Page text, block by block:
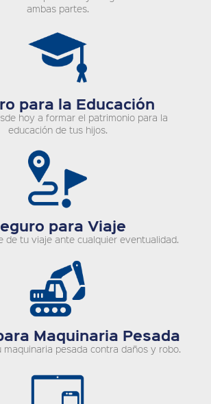
ambas partes.
para la Educación
hoy a formar el patrimonio para la
educación de tus hijos.
para Viaje
de tu viaje ante cualquier eventualidad.
Maquinaria Pesada
maquinaria pesada contra daños y robo.